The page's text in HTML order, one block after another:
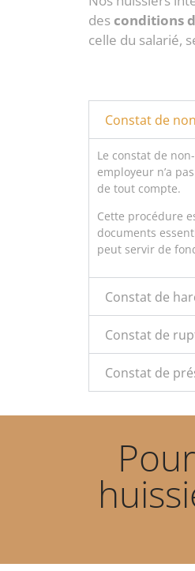
des conditions
celle du salarié,
Constat de
Le constat de
employeur n’a
de tout compte.
Cette procédure
documents
peut servir de
Constat de
Constat de
Constat de